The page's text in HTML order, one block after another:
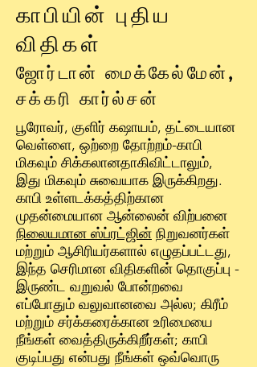
காபியின் புதிய
விதிகள்
ஜோர்டான் மைக்கேல்மேன்,
சக்கரி கார்ல்சன்
பூரோவர், குளிர் கஷாயம், தட்டையான
வெள்ளை, ஒற்றை தோற்றம்-காபி
மிகவும் சிக்கலானதாகிவிட்டாலும்,
இது மிகவும் சுவையாக இருக்கிறது.
காபி உள்ளடக்கத்திற்கான
முதன்மையான ஆன்லைன் விற்பனை
நிலையமான ஸ்ப்ரட்ஜின் நிறுவனர்கள்
மற்றும் ஆசிரியர்களால் எழுதப்பட்டது,
இந்த செரிமான விதிகளின் தொகுப்பு -
இருண்ட வறுவல் போன்றவை
எப்போதும் வலுவானவை அல்ல; கிரீம்
மற்றும் சர்க்கரைக்கான உரிமையை
நீங்கள் வைத்திருக்கிறீர்கள்; காபி
குடிப்பது என்பது நீங்கள் ஒவ்வொரு